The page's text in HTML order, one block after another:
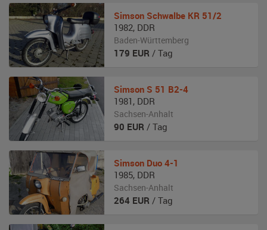
Simson Schwalbe KR 51/2
1982, DDR
Baden-Württemberg
179 EUR / Tag
Simson S 51 B2-4
1981 , DDR
Sachsen-Anhalt
90 EUR / Tag
Simson Duo 4-1
1985, DDR
Sachsen-Anhalt
264 EUR / Tag